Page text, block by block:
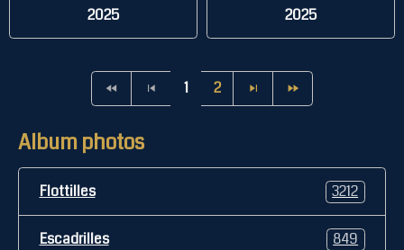
2025 2025
1 2
Album photos
Flottilles 3212
Escadrilles 849